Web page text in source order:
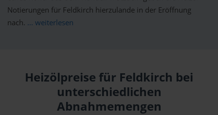
Notierungen für Feldkirch hierzulande in der Eröffnung
nach. ... weiterlesen
Heizölpreise für Feldkirch bei
unterschiedlichen
Abnahmemengen